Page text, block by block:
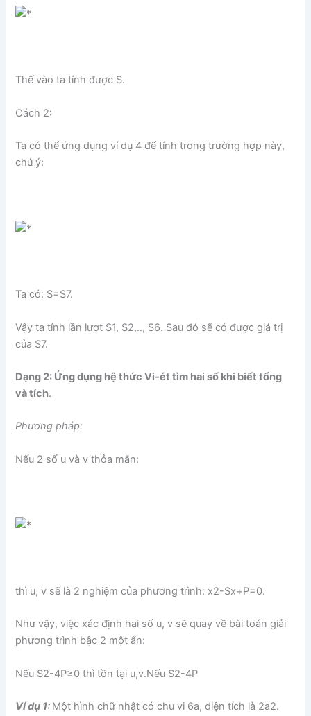
Thế vào ta tính được S.
Cách 2:
Ta có thể ứng dụng ví dụ 4 để tính trong trường hợp này,
chú ý:
Ta có: S=S7.
Vậy ta tính lần lượt S1, S2,.., S6. Sau đó sẽ có được giá trị
của S7.
Dạng 2: Ứng dụng hệ thức Vi-ét tìm hai số khi biết tổng
và tích.
Phương pháp:
Nếu 2 số u và v thỏa mãn:
thì u, v sẽ là 2 nghiệm của phương trình: x2-Sx+P=0.
Như vậy, việc xác định hai số u, v sẽ quay về bài toán giải
phương trình bậc 2 một ẩn:
Nếu S2-4P≥0 thì tồn tại u,v.Nếu S2-4P
Ví dụ 1: Một hình chữ nhật có chu vi 6a, diện tích là 2a2.